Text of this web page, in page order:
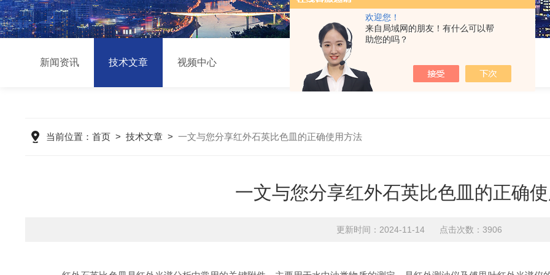
欢迎您！
来自局域网的朋友！有什么可以帮
助您的吗？
新闻资讯 技术文章 视频中心
当前位置： 首页> 技术文章> 一文与您分享红外石英比色皿的正确使用方法
一文与您分享红外石英比色皿的正确
更新时间：2024-11-14 点击次数：3906